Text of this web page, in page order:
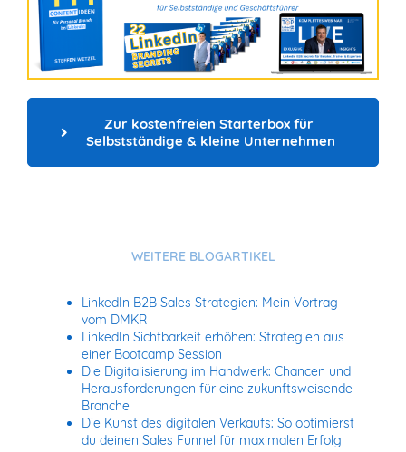
Zur kostenfreien Starterbox für
Selbstständige & kleine Unternehmen
WEITERE BLOGARTIKEL
LinkedIn B2B Sales Strategien: Mein Vortrag
vom DMKR
LinkedIn Sichtbarkeit erhöhen: Strategien aus
einer Bootcamp Session
Die Digitalisierung im Handwerk: Chancen und
Herausforderungen für eine zukunftsweisende
Branche
Die Kunst des digitalen Verkaufs: So optimierst
du deinen Sales Funnel für maximalen Erfolg